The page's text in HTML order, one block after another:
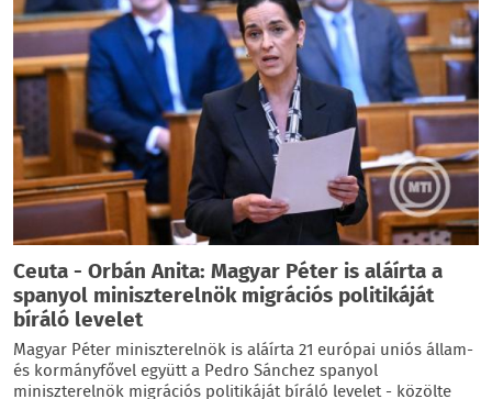
Ceuta - Orbán Anita: Magyar Péter is aláírta a
spanyol miniszterelnök migrációs politikáját
bíráló levelet
Magyar Péter miniszterelnök is aláírta 21 európai uniós állam-
és kormányfővel együtt a Pedro Sánchez spanyol
miniszterelnök migrációs politikáját bíráló levelet - közölte